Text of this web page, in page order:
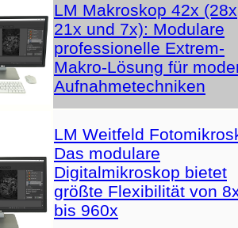
LM Makroskop 42x
21x und 7x): Modulare
professionelle Extrem-
Makro-Lösung für
Aufnahmetechniken
LM Weitfeld
Das modulare
Digitalmikroskop bietet
größte Flexibilität von
bis 960x